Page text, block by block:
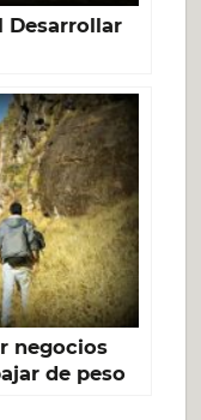
Desarrollar
negocios
de peso